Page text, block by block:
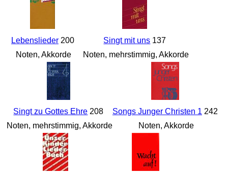
Lebenslieder200
Noten, Akkorde
Singt mit uns 137
Noten, mehrstimmig, Akkorde
Singt zu Gottes Ehre 208
Noten, mehrstimmig, Akkorde
Songs Junger Christen 1 242
Noten, Akkorde